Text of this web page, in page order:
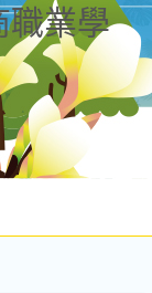
職業學